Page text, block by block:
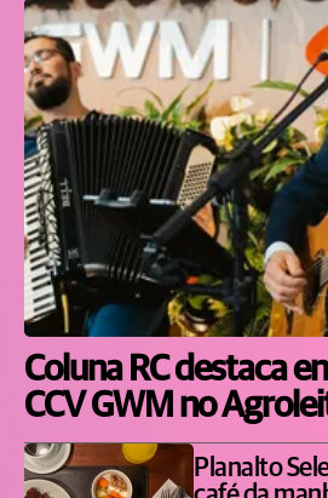
Coluna RC destaca
CCV GWM no
Planalto